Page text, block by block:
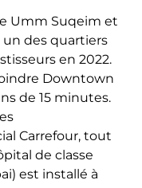
Umm Suqeim et
un des quartiers
en 2022.
Downtown
de 15 minutes.
Carrefour, tout
de classe
est installé à